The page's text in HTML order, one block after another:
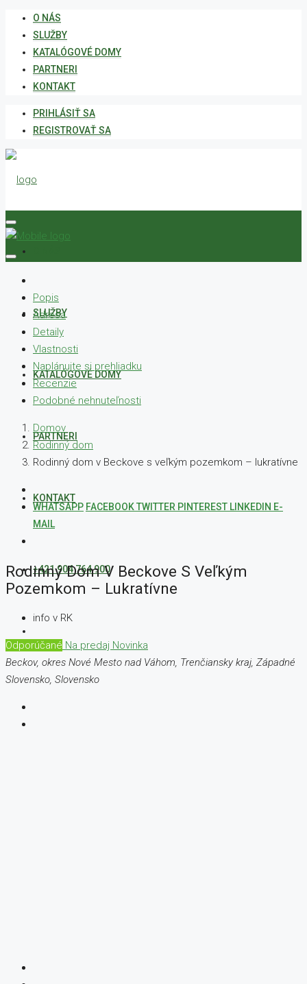
O NÁS
SLUŽBY
KATALÓGOVÉ DOMY
PARTNERI
KONTAKT
PRIHLÁSIŤ SA
REGISTROVAŤ SA
SLUŽBY
KATALÓGOVÉ DOMY
PARTNERI
KONTAKT
+421 904 764 900
Popis
Adresa
Detaily
Vlastnosti
Naplánujte si prehliadku
Recenzie
Podobné nehnuteľnosti
Domov
Rodinný dom
Rodinný dom v Beckove s veľkým pozemkom – lukratívne
WHATSAPP FACEBOOKTWITTER PINTEREST LINKEDIN E-
MAIL
Rodinný Dom V Beckove S Veľkým
Pozemkom – Lukratívne
info v RK
Odporúčané Na predaj Novinka
Beckov, okres Nové Mesto nad Váhom, Trenčiansky kraj, Západné
Slovensko, Slovensko